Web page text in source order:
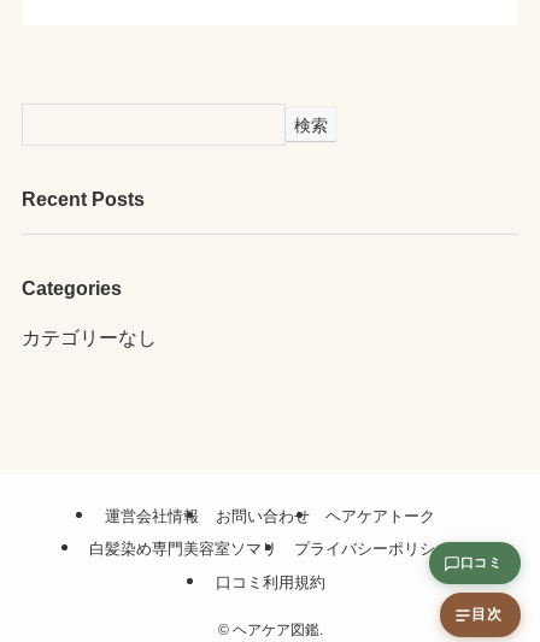
検索
Recent Posts
Categories
カテゴリーなし
運営会社情報 お問い合わせ
ヘアケアトーク
白髪染め専門美容室ソマリ
プライバシーポリシー
口コミ利用規約
©ヘアケア図鑑.
口コミ
目次